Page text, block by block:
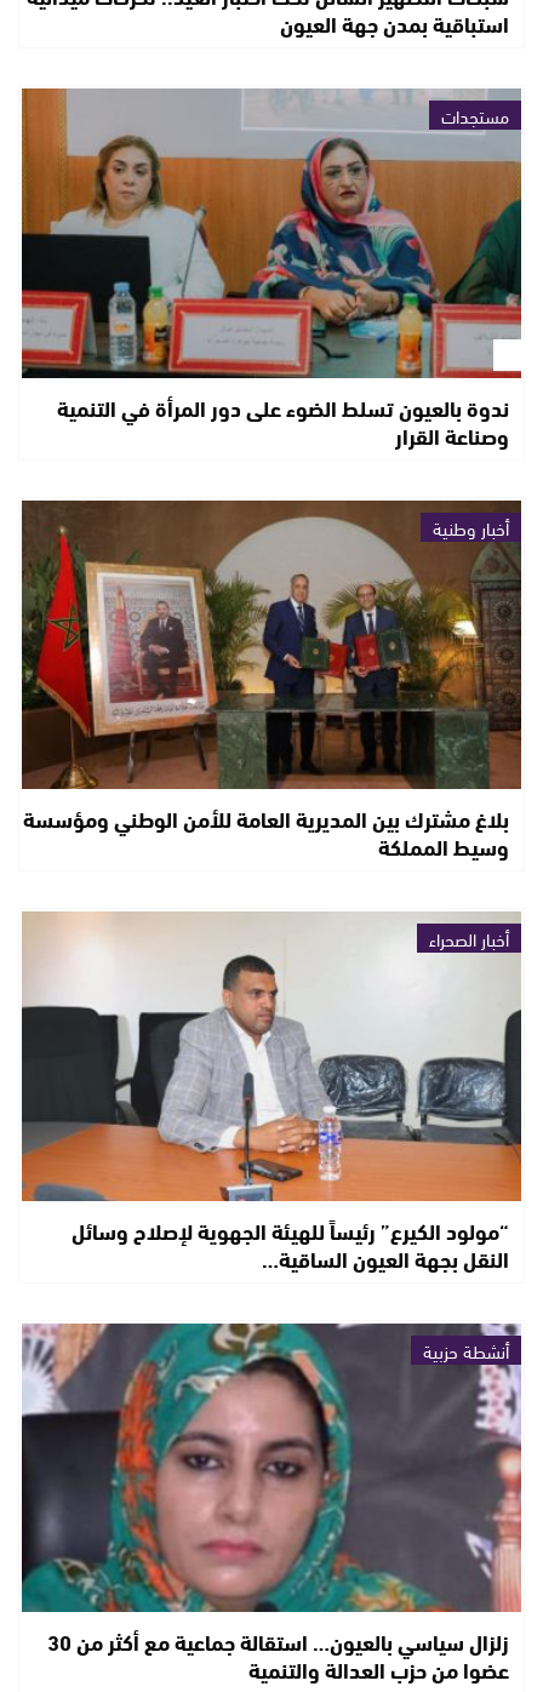
استباقية بمدن جهة العيون
مستجدات
ندوة بالعيون تسلط الضوء على دور المرأة في التنمية
وصناعة القرار
أخبار وطنية
بلاغ مشترك بين المديرية العامة للأمن الوطني ومؤسسة
وسيط المملكة
أخبار الصحراء
“مولود الكيرع” رئيساً للهيئة الجهوية لإصلاح وسائل
النقل بجهة العيون الساقية…
أنشطة حزبية
زلزال سياسي بالعيون… استقالة جماعية مع أكثر من 30
عضوا من حزب العدالة والتنمية